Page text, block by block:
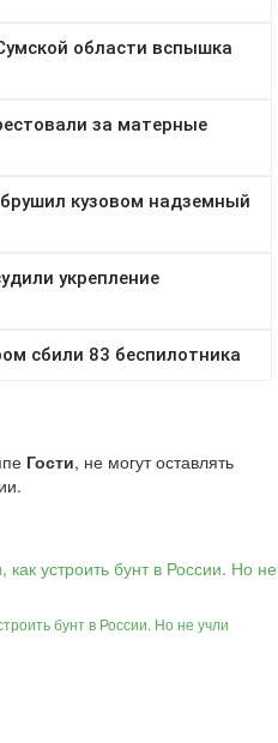
Гости, не могут оставлять
бунт в России. Но не учли